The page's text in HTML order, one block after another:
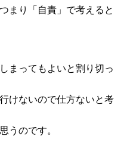
まり「自責」で考えると
まってもよいと割り切っ
けないので仕方ないと考
うのです。